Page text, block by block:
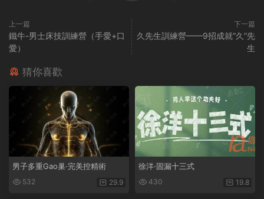
上一篇
鐵牛-男士床技訓練營（手愛+口
愛）
下一篇
久先生訓練營——9招成就“久”先
生
猜你喜歡
男子多重Gao巢·完美控精術
532 29.9
徐洋·固漏十三式
430 19.8